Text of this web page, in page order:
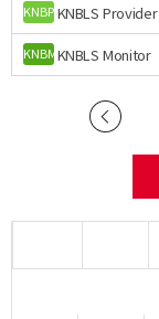
KNBPKNBLS Provider
KNBMKNBLS Monitor